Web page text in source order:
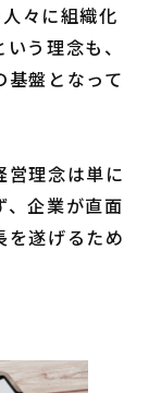
々に組織化
う理念も、
基盤となって
営理念は単に
、企業が直面
を遂げるため